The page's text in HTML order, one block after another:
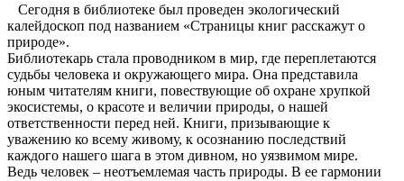
Сегодня в библиотеке был проведен экологический
калейдоскоп под названием «Страницы книг расскажут о
природе».
Библиотекарь стала проводником в мир, где переплетаются
судьбы человека и окружающего мира. Она представила
юным читателям книги, повествующие об охране хрупкой
экосистемы, о красоте и величии природы, о нашей
ответственности перед ней. Книги, призывающие к
уважению ко всему живому, к осознанию последствий
каждого нашего шага в этом дивном, но уязвимом мире.
Ведь человек – неотъемлемая часть природы. В ее гармонии